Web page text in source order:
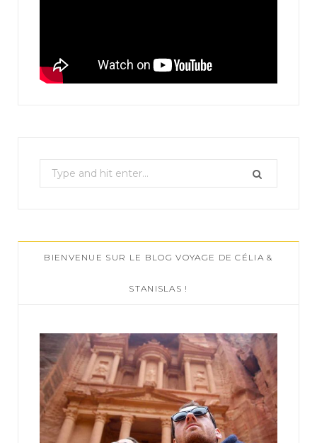
e
c
h
:
BIENVENUE SUR LE BLOG VOYAGE DE CÉLIA &
STANISLAS !